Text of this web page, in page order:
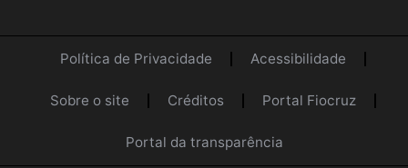
Política de Privacidade Acessibilidade
Sobre o site Créditos Portal Fiocruz
Portal da transparência